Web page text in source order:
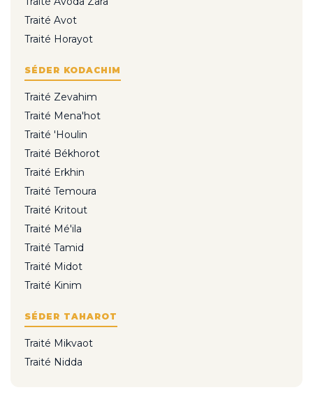
Traité Avot
Traité Horayot
SÉDER KODACHIM
Traité Zevahim
Traité Mena'hot
Traité 'Houlin
Traité Békhorot
Traité Erkhin
Traité Temoura
Traité Kritout
Traité Mé'ila
Traité Tamid
Traité Midot
Traité Kinim
SÉDER TAHAROT
Traité Mikvaot
Traité Nidda